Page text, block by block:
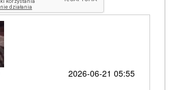
2026-06-21 05:55